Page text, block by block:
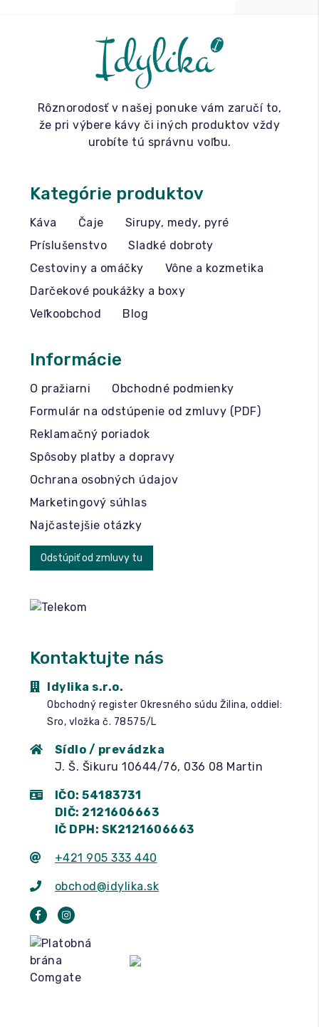
Rôznorodosť v našej ponuke vám zaručí to,
že pri výbere kávy či iných produktov vždy
urobíte tú správnu voľbu.
Kategórie produktov
Káva Čaje
Sirupy, medy, pyré
Príslušenstvo
Sladké dobroty
Cestoviny a omáčky
Vône a kozmetika
Darčekové poukážky a boxy
Veľkoobchod
Blog
Informácie
O pražiarni
Obchodné podmienky
Formulár na odstúpenie od zmluvy (PDF)
Reklamačný poriadok
Spôsoby platby a dopravy
Ochrana osobných údajov
Marketingový súhlas
Najčastejšie otázky
Odstúpiť od zmluvy tu
Kontaktujte nás
Idylika s.r.o.
Obchodný register Okresného súdu Žilina, oddiel:
Sro, vložka č. 78575/L
Sídlo / prevádzka
J. Š. Šikuru 10644/76, 036 08 Martin
IČO: 54183731
DIČ: 2121606663
IČ DPH: SK2121606663
+421 905 333 440
obchod@idylika.sk